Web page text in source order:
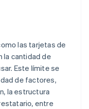
las tarjetas de
la cantidad de
Este límite se
de factores,
la estructura
entre